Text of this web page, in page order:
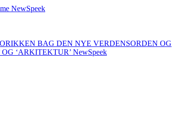
NewSpeek
BAG DEN NYE VERDENSORDEN OG
‘ARKITEKTUR’ NewSpeek